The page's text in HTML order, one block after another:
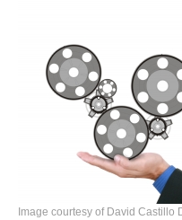
Image courtesy of David Castillo